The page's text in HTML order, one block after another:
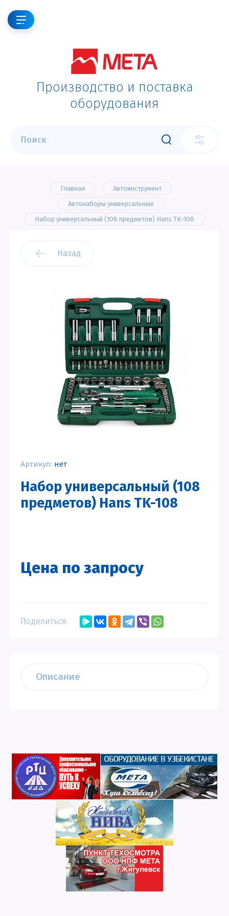
Производство и поставка
оборудования
Главная
Автоинструмент
Автонаборы универсальные
Набор универсальный (108 предметов) Hans TK-108
Назад
Артикул: нет
Набор универсальный (108
предметов) Hans TK-108
Цена по запросу
Поделиться:
Описание